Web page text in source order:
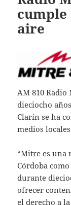
cumple
aire
AM 810
dieciocho
Clarín se ha
medios
“Mitre es una
Córdoba
durante
ofrecer
el derecho a